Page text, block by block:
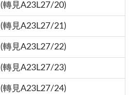
(轉見A23L27/20)
(轉見A23L27/21)
(轉見A23L27/22)
(轉見A23L27/23)
(轉見A23L27/24)